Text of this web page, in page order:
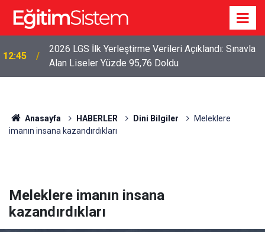
12:45
2026 LGS İlk Yerleştirme Verileri Açıklandı: Sınavla
Alan Liseler Yüzde 95,76 Doldu
Anasayfa HABERLER Dini Bilgiler
Meleklere
imanın insana kazandırdıkları
Meleklere imanın insana
kazandırdıkları